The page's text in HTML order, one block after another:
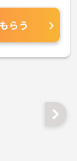
らう